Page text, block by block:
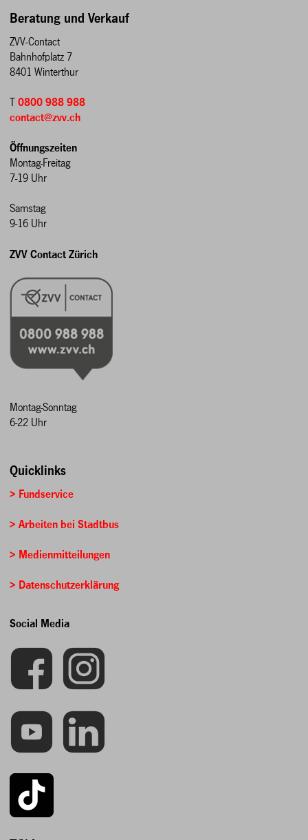
Beratung und Verkauf
ZVV-Contact
Bahnhofplatz 7
8401 Winterthur
T0800 988 988
contact@zvv.ch
Öffnungszeiten
Montag-Freitag
7-19 Uhr
Samstag
9-16 Uhr
ZVV Contact Zürich
Montag-Sonntag
6-22 Uhr
Quicklinks
> Fundservice
> Arbeiten bei Stadtbus
> Medienmitteilungen
> Datenschutzerklärung
Social Media